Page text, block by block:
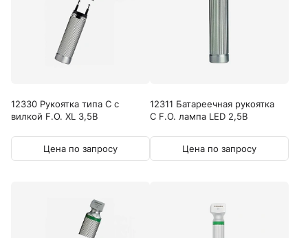
12330 Рукоятка типа C с
вилкой F.O. XL 3,5В
Цена по запросу
12311 Батареечная рукоятка
C F.O. лампа LED 2,5В
Цена по запросу